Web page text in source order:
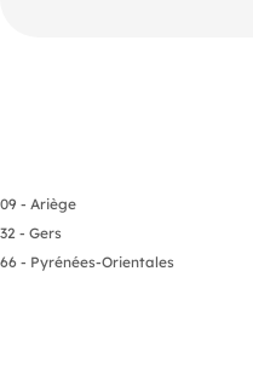
09 - Ariège
32 - Gers
66 - Pyrénées-Orientales